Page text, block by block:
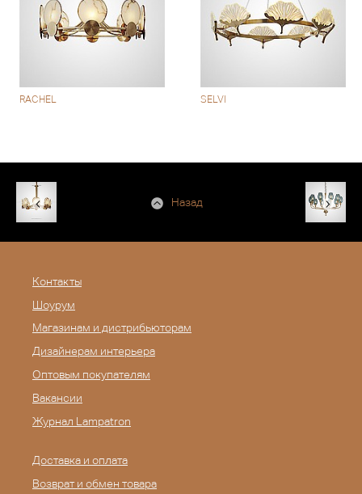
RACHEL SELVI
Назад
Контакты
Шоурум
Магазинам и дистрибьюторам
Дизайнерам интерьера
Оптовым покупателям
Вакансии
Журнал Lampatron
Доставка и оплата
Возврат и обмен товара